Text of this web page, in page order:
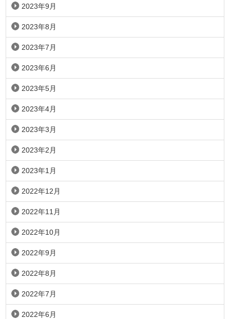
2023年9月
2023年8月
2023年7月
2023年6月
2023年5月
2023年4月
2023年3月
2023年2月
2023年1月
2022年12月
2022年11月
2022年10月
2022年9月
2022年8月
2022年7月
2022年6月